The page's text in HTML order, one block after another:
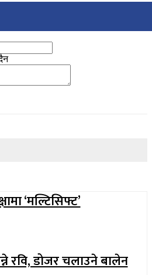
‘मल्टिसिफ्ट’
रवि, डोजर चलाउने बालेन